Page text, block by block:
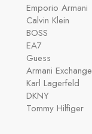
Emporio Armani
Calvin Klein
BOSS
EA7
Guess
Armani Exchange
Karl Lagerfeld
DKNY
Tommy Hilfiger